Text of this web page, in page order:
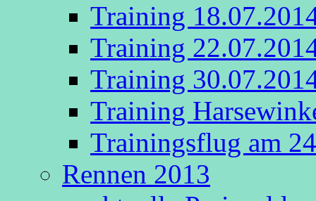
Training
Training
Training
Training
Trainingsflug am
Rennen 2013